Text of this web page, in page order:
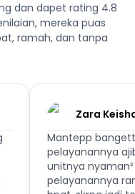
dan dapet rating 4.8
mereka puas
ramah, dan tanpa
Zara
Mantepp
pelayanannya
unitnya
pelayanannya